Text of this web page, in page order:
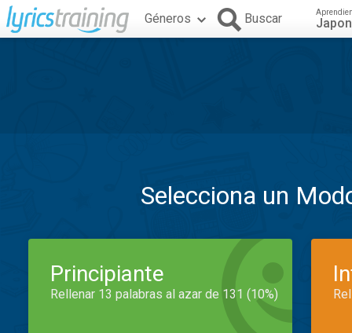
Géneros Buscar
Selecciona un
Principiante
Rellenar 13 palabras al azar de 131 (10%)